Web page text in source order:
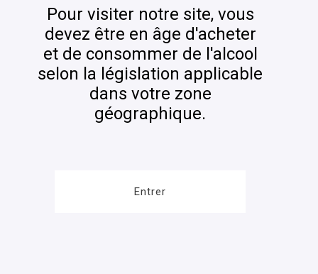
Pour visiter notre site, vous
devez être en âge d'acheter
et de consommer de l'alcool
selon la législation applicable
dans votre zone
géographique.
Entrer